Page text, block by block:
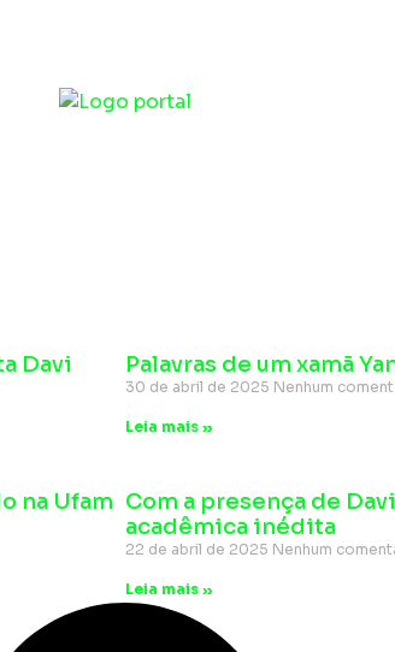
Davi
Palavras de um xamã
30 de abril de 2025 Nenhum
Leia mais »
na Ufam Com a presença de
acadêmica inédita
22 de abril de 2025 Nenhum
Leia mais »